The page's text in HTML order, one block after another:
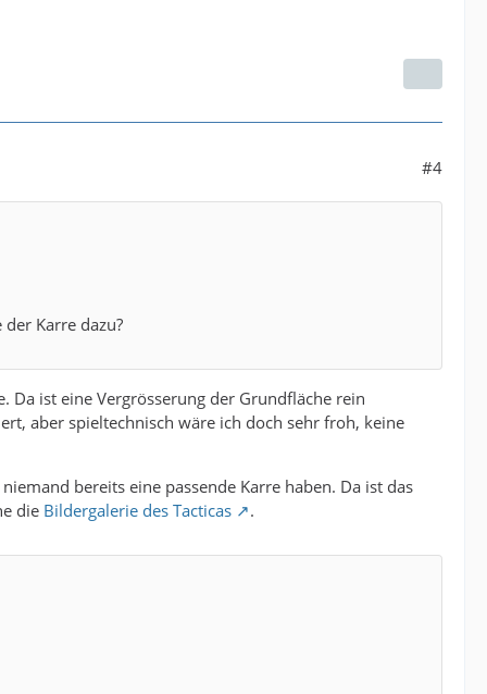
#4
Karre dazu?
Da ist eine Vergrösserung der Grundfläche rein
aber spieltechnisch wäre ich doch sehr froh, keine
bereits eine passende Karre haben. Da ist das
die Bildergalerie des Tacticas .